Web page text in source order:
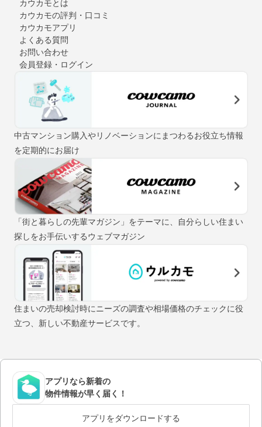
カウカモとは
カウカモの評判・口コミ
カウカモアプリ
よくある質問
お問い合わせ
会員登録・ログイン
中古マンション購入やリノベーションにまつわるお役立ち情報
を定期的にお届け
「街と暮らしの先輩マガジン」をテーマに、自分らしい住まい
探しをお手伝いするウェブマガジン
住まいの売却検討時にニーズの調査や相場価格のチェックに役
立つ、新しい不動産サービスです。
アプリなら新着の
物件情報が早く届く！
アプリをダウンロードする